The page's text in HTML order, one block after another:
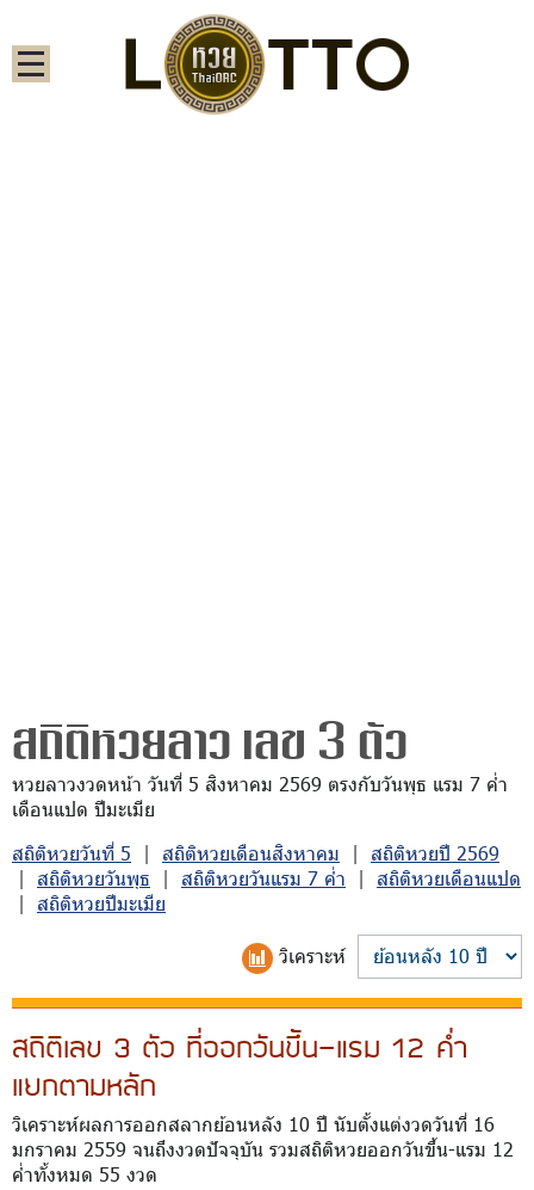
สถิติหวยลาว เลข 3 ตัว
หวยลาวงวดหน้า วันที่ 5 สิงหาคม 2569 ตรงกับวันพุธ แรม 7 ค่ำ
เดือนแปด ปีมะเมีย
สถิติหวยวันที่ 5 | สถิติหวยเดือนสิงหาคม | สถิติหวยปี 2569
| สถิติหวยวันพุธ | สถิติหวยวันแรม 7 ค่ำ | สถิติหวยเดือนแปด
| สถิติหวยปีมะเมีย
วิเคราะห์
สถิติเลข 3 ตัว ที่ออกวันขึ้น-แรม 12 ค่ำ
แยกตามหลัก
วิเคราะห์ผลการออกสลากย้อนหลัง 10 ปี นับตั้งแต่งวดวันที่ 16
มกราคม 2559 จนถึงงวดปัจจุบัน รวมสถิติหวยออกวันขึ้น-แรม 12
ค่ำทั้งหมด 55 งวด